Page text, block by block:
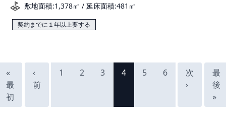
敷地面積:1,378㎡ / 延床面積:481㎡
契約までに１年以上要する
«
最
初
‹
前
1 2 3 4 5 6
次
›
最
後
»